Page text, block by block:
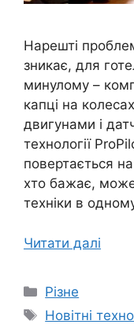
Нарешті
зникає, для
минулому –
капці на
двигунами і
технології
повертається
хто бажає,
техніки в
Читати далі
Категорії
Різне
Позначки
Новітні